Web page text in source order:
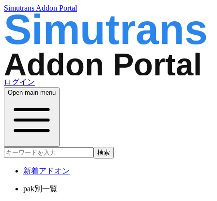
Simutrans Addon Portal
ログイン
Open main menu
検索
新着アドオン
pak別一覧